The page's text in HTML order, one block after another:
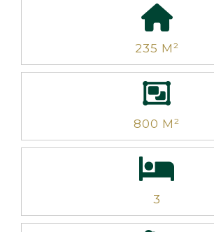
235 M²
800 M²
3